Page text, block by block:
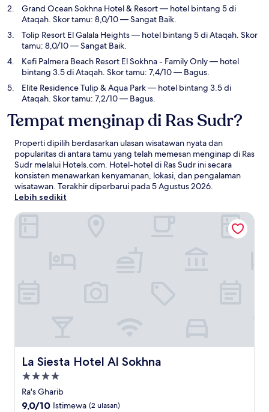
Grand Ocean Sokhna Hotel & Resort— hotel bintang 5 di
Ataqah. Skor tamu: 8,0/10 — Sangat Baik.
Tolip Resort El Galala Heights— hotel bintang 5 di Ataqah. Skor
tamu: 8,0/10 — Sangat Baik.
Kefi Palmera Beach Resort El Sokhna - Family Only— hotel
bintang 3.5 di Ataqah. Skor tamu: 7,4/10 — Bagus.
Elite Residence Tulip & Aqua Park— hotel bintang 3.5 di
Ataqah. Skor tamu: 7,2/10 — Bagus.
Tempat menginap di Ras Sudr?
Properti dipilih berdasarkan ulasan wisatawan nyata dan
popularitas di antara tamu yang telah memesan menginap di Ras
Sudr melalui Hotels.com. Hotel-hotel di Ras Sudr ini secara
konsisten menawarkan kenyamanan, lokasi, dan pengalaman
wisatawan. Terakhir diperbarui pada5 Agustus 2026.
Lebih sedikit
La Siesta Hotel Al Sokhna
La Siesta Hotel Al Sokhna
Properti
bintang
4.0
Ra's Gharib
9.0
9,0/10 Istimewa (2 ulasan)
La Siesta Hotel Al Sokhna